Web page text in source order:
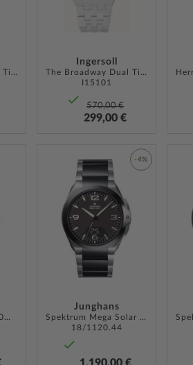
The Broadway Dual Time Keramik Autom. 43mm
Ingersoll
The Broadway Dual Time Keramik Autom. 43mm
I15101
570,00 €
299,00 €
Force Mega Solar 40mm 5ATM
WUNSCHLISTE
HINZUFÜGEN
Junghans
Spektrum Mega Solar 42mm 10ATM
18/1120.44
1.190,00 €
-4%